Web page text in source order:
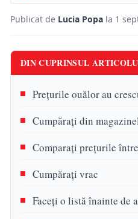
Publicat de Lucia Popa la 1
DIN CUPRINSUL
Prețurile ouălor au
Cumpărați din
Comparați prețurile
Cumpărați vrac
Faceți o listă înainte de